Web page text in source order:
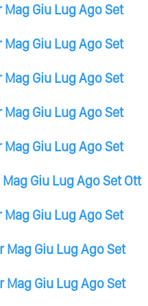
Mag Giu LugAgoSet
Mag Giu LugAgoSet
Mag Giu LugAgoSet
Mag Giu LugAgoSet
Mag Giu LugAgoSet
Mag Giu LugAgoSet Ott
Mag Giu LugAgoSet
Mag Giu LugAgoSet
Mag Giu LugAgoSet